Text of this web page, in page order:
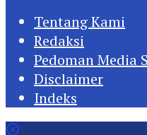
Tentang Kami
Redaksi
Pedoman Media
Disclaimer
Indeks